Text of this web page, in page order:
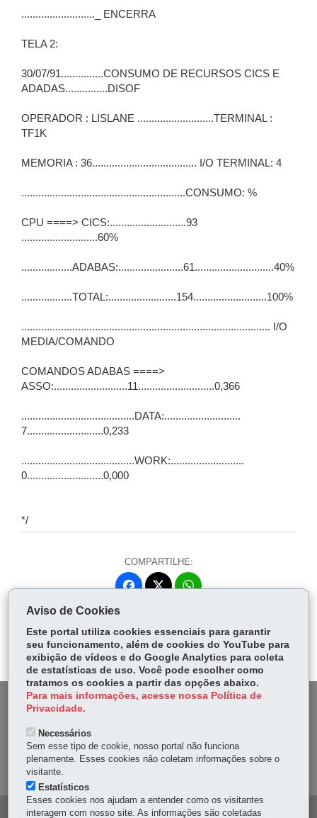
.........................._ ENCERRA
TELA 2:
30/07/91...............CONSUMO DE RECURSOS CICS E
ADADAS...............DISOF
OPERADOR : LISLANE ...........................TERMINAL :
TF1K
MEMORIA : 36..................................... I/O TERMINAL: 4
..........................................................CONSUMO: %
CPU ====> CICS:...........................93
...........................60%
..................ADABAS:.......................61............................40%
..................TOTAL:........................154..........................100%
........................................................................................ I/O
MEDIA/COMANDO
COMANDOS ADABAS ====>
ASSO:..........................11...........................0,366
........................................DATA:...........................
7...........................0,233
........................................WORK:..........................
0...........................0,000
*/
COMPARTILHE:
Fa
ok
itt
er
W
Ap
p
DENUNCIE CORRUPÇÃO
OUVIDORIA
Aviso de Cookies
Este portal utiliza cookies essenciais para garantir
seu funcionamento, além de cookies do YouTube para
exibição de vídeos e do Google Analytics para coleta
de estatísticas de uso. Você pode escolher como
tratamos os cookies a partir das opções abaixo.
Para mais informações, acesse nossa Política de
Privacidade.
Necessários
Sem esse tipo de cookie, nosso portal não funciona
plenamente. Esses cookies não coletam informações sobre o
visitante.
Estatísticos
Esses cookies nos ajudam a entender como os visitantes
interagem com nosso site. As informações são coletadas